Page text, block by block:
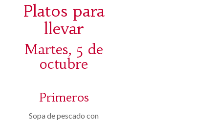
Platos para
llevar
Martes, 5 de
octubre
Primeros
Sopa de pescado con